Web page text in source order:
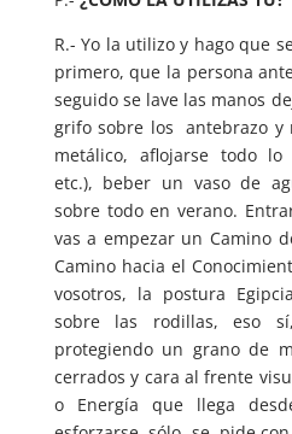
R.- Yo la utilizo y hago que
primero, que la persona
seguido se lave las manos
grifo sobre los antebrazo y
metálico, aflojarse todo
etc.), beber un vaso de
sobre todo en verano.
vas a empezar un Camino
Camino hacia el
vosotros, la postura
sobre las rodillas, eso
protegiendo un grano de
cerrados y cara al frente
o Energía que llega